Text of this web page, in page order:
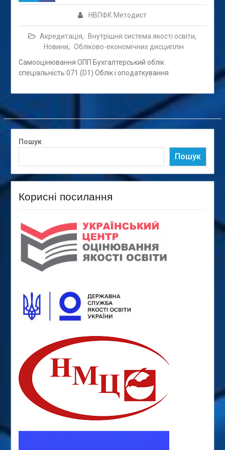
НВПФК Методист
Акредитація, Внутрішня система якості освіти,
Новини, Обліково-економічних дисциплін
Самооцінювання ОПП Бухгалтерський облік
спеціальність 071 (D1) Облік і оподаткування
Пошук
Пошук
Корисні посилання